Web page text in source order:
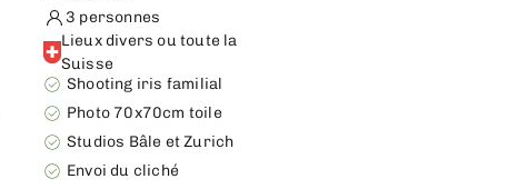
3 personnes
Lieux divers ou toute la
Suisse
Shooting iris familial
Photo 70x70cm toile
Studios Bâle et Zurich
Envoi du cliché